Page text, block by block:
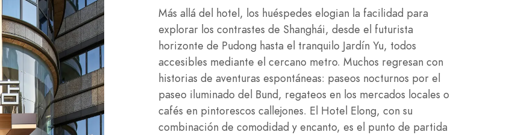
Más allá del hotel, los huéspedes elogian la facilidad para
explorar los contrastes de Shanghái, desde el futurista
horizonte de Pudong hasta el tranquilo Jardín Yu, todos
accesibles mediante el cercano metro. Muchos regresan con
historias de aventuras espontáneas: paseos nocturnos por el
paseo iluminado del Bund, regateos en los mercados locales o
cafés en pintorescos callejones. El Hotel Elong, con su
combinación de comodidad y encanto, es el punto de partida